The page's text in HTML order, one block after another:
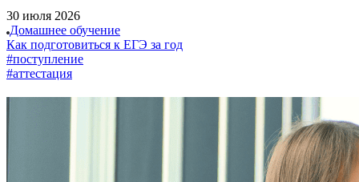
30 июля 2026
Домашнее обучение
Как подготовиться к ЕГЭ за год
#поступление
#аттестация